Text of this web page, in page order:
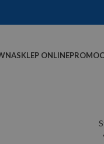
SKLEP ONLINE